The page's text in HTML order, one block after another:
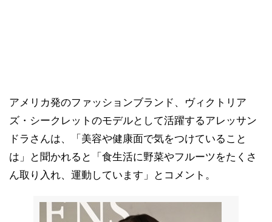
アメリカ発のファッションブランド、ヴィクトリア
ズ・シークレットのモデルとして活躍するアレッサン
ドラさんは、「美容や健康面で気をつけていること
は」と聞かれると「食生活に野菜やフルーツをたくさ
ん取り入れ、運動しています」とコメント。